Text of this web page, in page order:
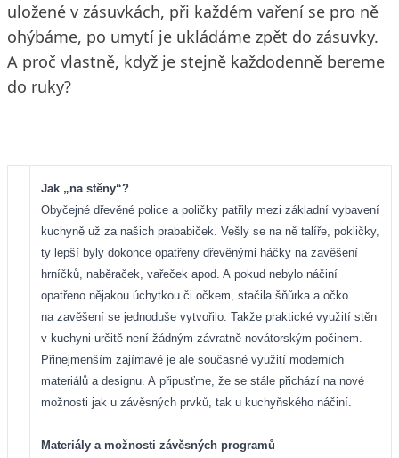
uložené v zásuvkách, při každém vaření se pro ně
ohýbáme, po umytí je ukládáme zpět do zásuvky.
A proč vlastně, když je stejně každodenně bereme
do ruky?
Jak „na stěny“?
Obyčejné dřevěné police a poličky patřily mezi základní vybavení
kuchyně už za našich prababiček. Vešly se na ně talíře, pokličky,
ty lepší byly dokonce opatřeny dřevěnými háčky na zavěšení
hrníčků, naběraček, vařeček apod. A pokud nebylo náčiní
opatřeno nějakou úchytkou či očkem, stačila šňůrka a očko
na zavěšení se jednoduše vytvořilo. Takže praktické využití stěn
v kuchyni určitě není žádným závratně novátorským počinem.
Přinejmenším zajímavé je ale současné využití moderních
materiálů a designu. A připusťme, že se stále přichází na nové
možnosti jak u závěsných prvků, tak u kuchyňského náčiní.
Materiály a možnosti závěsných programů